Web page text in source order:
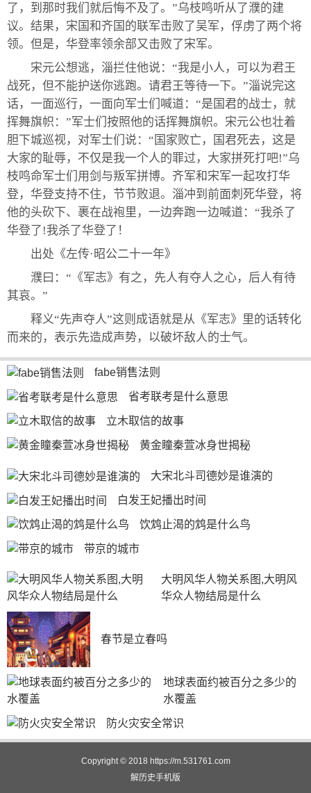
了，到那时我们就后悔不及了。”乌枝鸣听从了濮的建
议。结果，宋国和齐国的联军击败了吴军，俘虏了两个将
领。但是，华登率领余部又击败了宋军。
宋元公想逃，淄拦住他说：“我是小人，可以为君王
战死，但不能护送你逃跑。请君王等待一下。”淄说完这
话，一面巡行，一面向军士们喊道：“是国君的战士，就
挥舞旗帜：”军士们按照他的话挥舞旗帜。宋元公也壮着
胆下城巡视，对军士们说：“国家败亡，国君死去，这是
大家的耻辱，不仅是我一个人的罪过，大家拼死打吧!”乌
枝鸣命军士们用剑与叛军拼博。齐军和宋军一起攻打华
登，华登支持不住，节节败退。淄冲到前面刺死华登，将
他的头砍下、裹在战袍里，一边奔跑一边喊道：“我杀了
华登了!我杀了华登了！
出处《左传·昭公二十一年》
濮曰：“《军志》有之，先人有夺人之心，后人有待
其哀。”
释义“先声夺人”这则成语就是从《军志》里的话转化
而来的，表示先造成声势，以破坏敌人的士气。
fabe销售法则
省考联考是什么意思
立木取信的故事
黄金瞳秦萱冰身世揭秘
大宋北斗司德妙是谁演的
白发王妃播出时间
饮鸩止渴的鸩是什么鸟
带京的城市
大明风华人物关系图,大明风
华众人物结局是什么
春节是立春吗
地球表面约被百分之多少的
水覆盖
防火灾安全常识
Copyright © 2018 https://m.531761.com
解历史手机版